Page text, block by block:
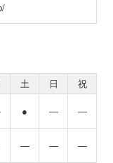
土 日
祝
● ― ―
― ― ―